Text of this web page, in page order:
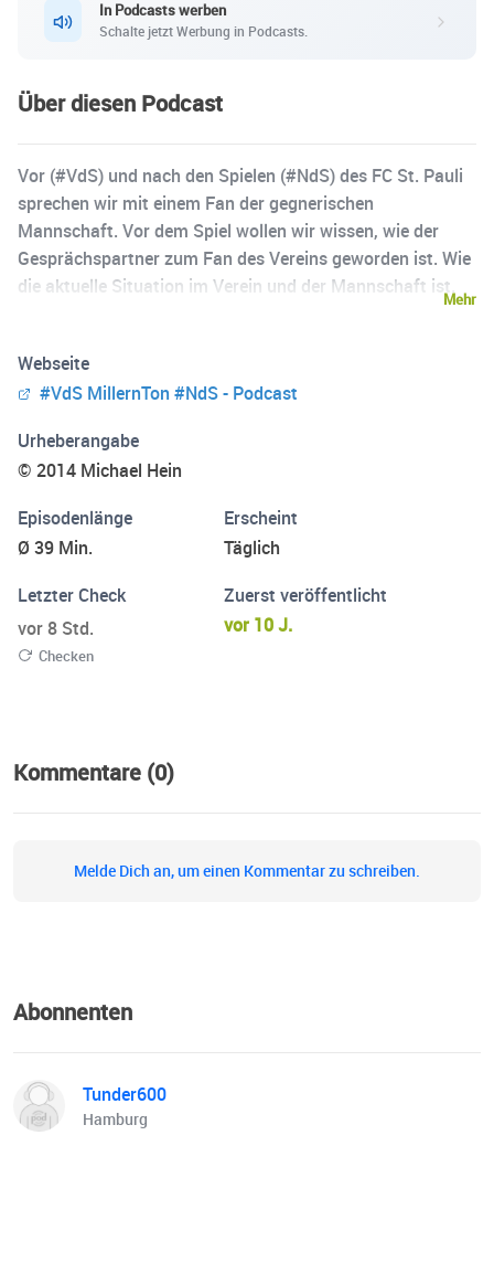
In Podcasts werben
Schalte jetzt Werbung in Podcasts.
Über diesen Podcast
Vor (#VdS) und nach den Spielen (#NdS) des FC St. Pauli
sprechen wir mit einem Fan der gegnerischen
Mannschaft. Vor dem Spiel wollen wir wissen, wie der
Gesprächspartner zum Fan des Vereins geworden ist. Wie
die aktuelle Situation im Verein und der Mannschaft ist.
führen. Nach dem Spiel nehmen wir das Spiel auseinander
und besprechen, was rund um die 90 Minuten noch so los
über viele Sterne und gern über einen kurzen Kommentar
bei iTunes. Danke!
Mehr
Webseite
#VdS MillernTon #NdS - Podcast
Urheberangabe
© 2014 Michael Hein
Episodenlänge
Ø 39 Min.
Erscheint
Täglich
Letzter Check
vor 8 Std.
Checken
Zuerst veröffentlicht
vor 10 J.
Kommentare (0)
Melde Dich an, um einen Kommentar zu schreiben.
Abonnenten
Tunder600
Hamburg